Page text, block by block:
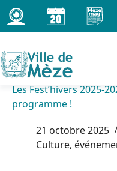
Passer
au
contenu
Les Fest’hivers 2025-
programme !
21 octobre 2025
Culture,